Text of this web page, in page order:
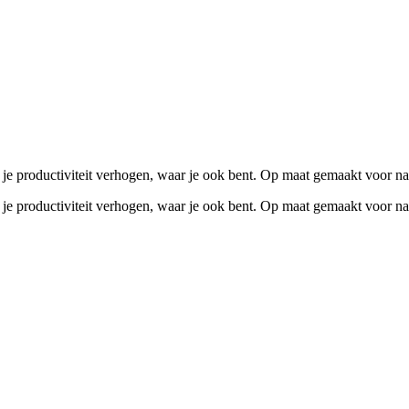
productiviteit verhogen, waar je ook bent. Op maat gemaakt voor
productiviteit verhogen, waar je ook bent. Op maat gemaakt voor